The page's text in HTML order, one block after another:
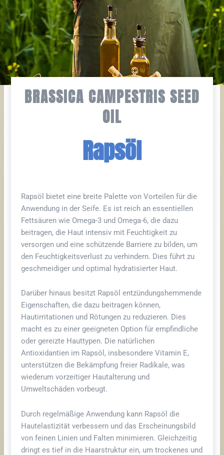
BRASSICA CAMPESTRIS SEED
OIL
Rapsöl
Rapsöl bietet eine breite Palette von Vorteilen für die
Anwendung in der Seife. Es ist reich an essentiellen
Fettsäuren wie Omega-3 und Omega-6, die dazu
beitragen, die Haut intensiv mit Feuchtigkeit zu
versorgen und eine schützende Barriere zu bilden, um
den Feuchtigkeitsverlust zu verhindern. Dies führt zu
geschmeidiger und optimal hydratisierter Haut.
Darüber hinaus besitzt Rapsöl entzündungshemmende
Eigenschaften, die dazu beitragen können,
Hautirritationen und Rötungen zu reduzieren. Dies
macht es zu einer geeigneten Option für empfindliche
oder gereizte Hauttypen. Die natürlichen
Antioxidantien im Rapsöl, insbesondere Vitamin E,
unterstützen die Bekämpfung freier Radikale, was
wiederum vorzeitiger Hautalterung und
Umweltschäden vorbeugt.
Durch regelmäßige Anwendung kann Rapsöl die
Hautelastizität verbessern und das Erscheinungsbild
von feinen Linien und Falten minimieren. Gleichzeitig
dringt es tief in die Haarstruktur ein, um trockenes und